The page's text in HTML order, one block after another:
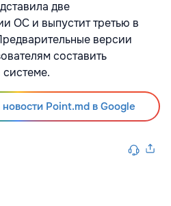
две
ОС и выпустит третью в
версии
составить
Point.md в Google